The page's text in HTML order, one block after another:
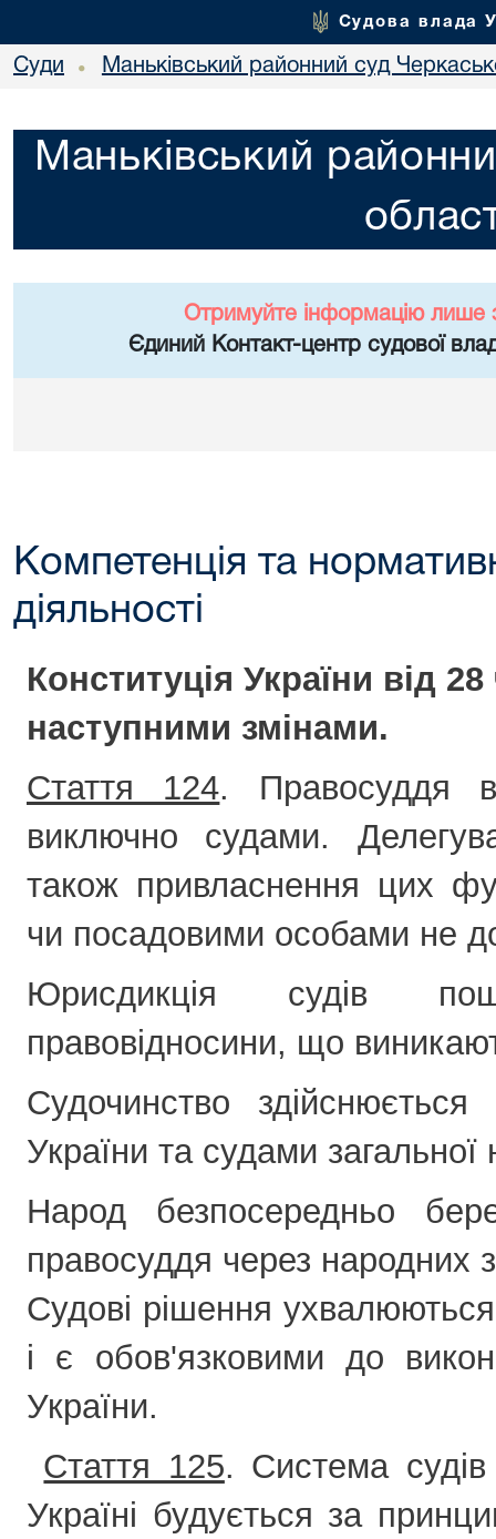
Судова влада
Суди • Маньківський районний суд
Маньківський
Отримуйте інформацію лише
Єдиний Контакт-центр судової
Компетенція та
діяльності
Конституція України від
наступними змінами.
Стаття 124. Правосуддя в
виключно судами.
також привласнення цих
чи посадовими особами не
Юрисдикція судів
правовідносини, що
Судочинство
України та судами загальної
Народ безпосередньо
правосуддя через народних
Судові рішення
і є обов'язковими до
України.
Стаття 125. Система судів
Україні будується за